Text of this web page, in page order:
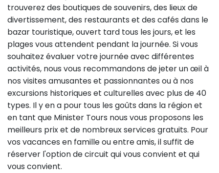
trouverez des boutiques de souvenirs, des lieux de
divertissement, des restaurants et des cafés dans le
bazar touristique, ouvert tard tous les jours, et les
plages vous attendent pendant la journée. Si vous
souhaitez évaluer votre journée avec différentes
activités, nous vous recommandons de jeter un œil à
nos visites amusantes et passionnantes ou à nos
excursions historiques et culturelles avec plus de 40
types. Il y en a pour tous les goûts dans la région et
en tant que Minister Tours nous vous proposons les
meilleurs prix et de nombreux services gratuits. Pour
vos vacances en famille ou entre amis, il suffit de
réserver l'option de circuit qui vous convient et qui
vous convient.